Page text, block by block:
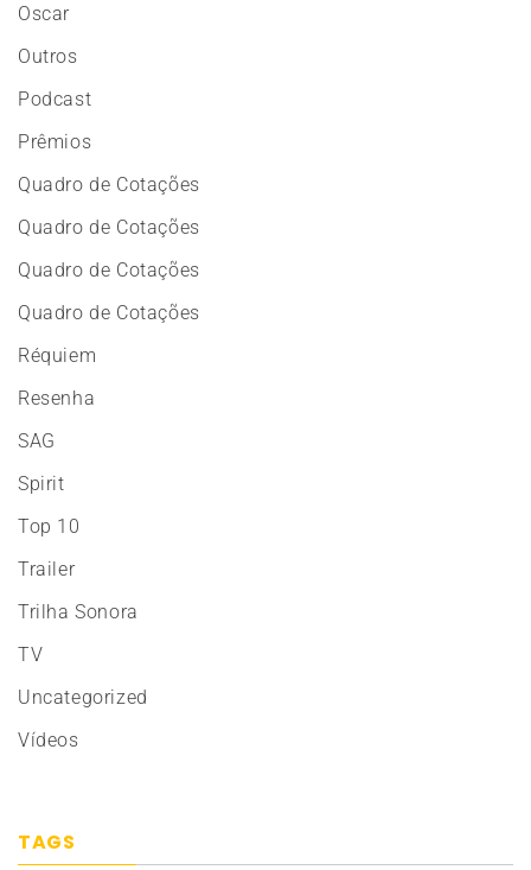
Oscar
Outros
Podcast
Prêmios
Quadro de Cotações
Quadro de Cotações
Quadro de Cotações
Quadro de Cotações
Réquiem
Resenha
SAG
Spirit
Top 10
Trailer
Trilha Sonora
TV
Uncategorized
Vídeos
TAGS